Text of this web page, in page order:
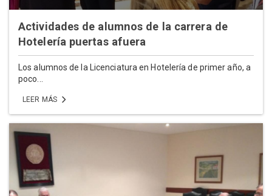
Actividades de alumnos de la carrera de
Hotelería puertas afuera
Los alumnos de la Licenciatura en Hotelería de primer año, a
poco...
LEER MÁS